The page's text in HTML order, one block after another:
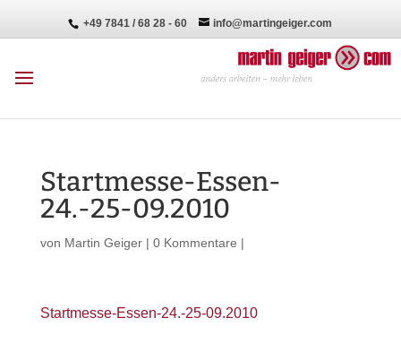
+49 7841 / 68 28 - 60 info@martingeiger.com
Startmesse-Essen-
24.-25-09.2010
von Martin Geiger| 0 Kommentare |
Startmesse-Essen-24.-25-09.2010